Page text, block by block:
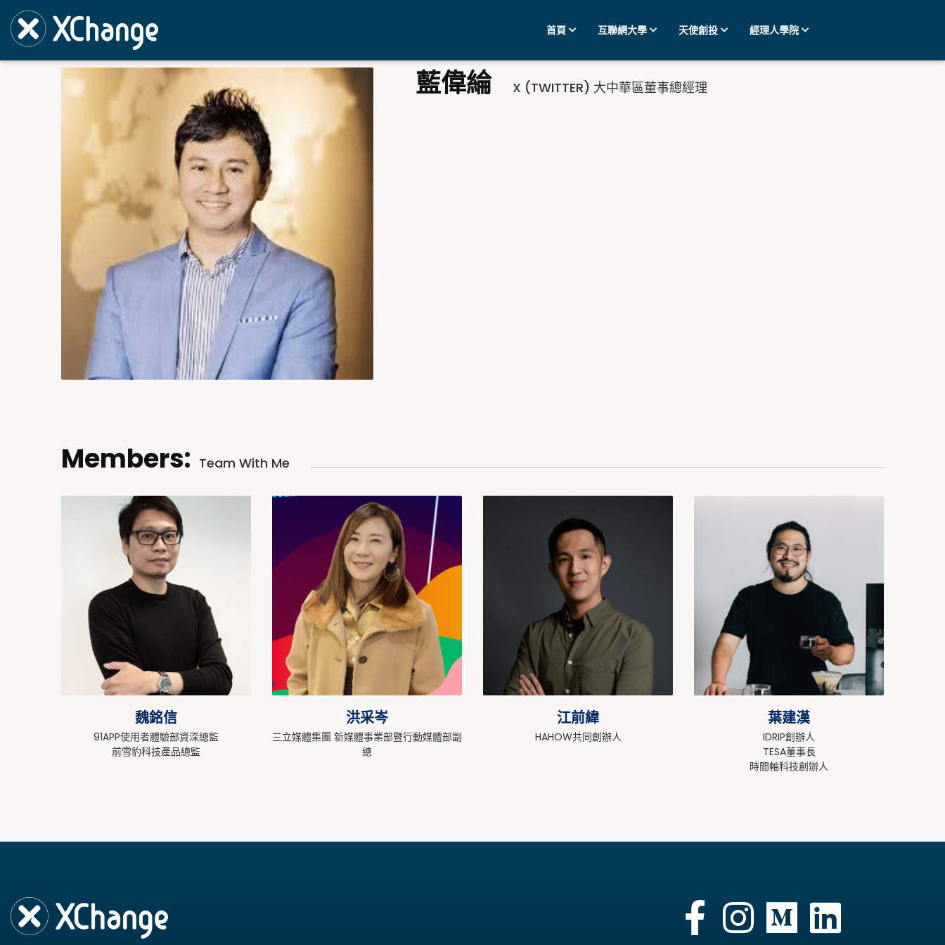
首頁 互聯網大學 天使創投 經理人學院
藍偉綸 X (TWITTER) 大中華區董事總經理
Members: Team With Me
魏銘信
91APP使用者體驗部資深總監
前雪豹科技產品總監
洪采岑
三立媒體集團 新媒體事業部暨行動媒體部副
總
江前緯
HAHOW共同創辦人
葉建漢
IDRIP創辦人
TESA董事長
時間軸科技創辦人